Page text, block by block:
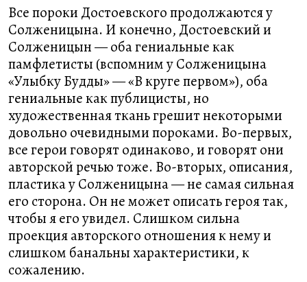
Все пороки Достоевского продолжаются у
Солженицына. И конечно, Достоевский и
Солженицын — оба гениальные как
памфлетисты (вспомним у Солженицына
«Улыбку Будды» — «В круге первом»), оба
гениальные как публицисты, но
художественная ткань грешит некоторыми
довольно очевидными пороками. Во-первых,
все герои говорят одинаково, и говорят они
авторской речью тоже. Во-вторых, описания,
пластика у Солженицына — не самая сильная
его сторона. Он не может описать героя так,
чтобы я его увидел. Слишком сильна
проекция авторского отношения к нему и
слишком банальны характеристики, к
сожалению.